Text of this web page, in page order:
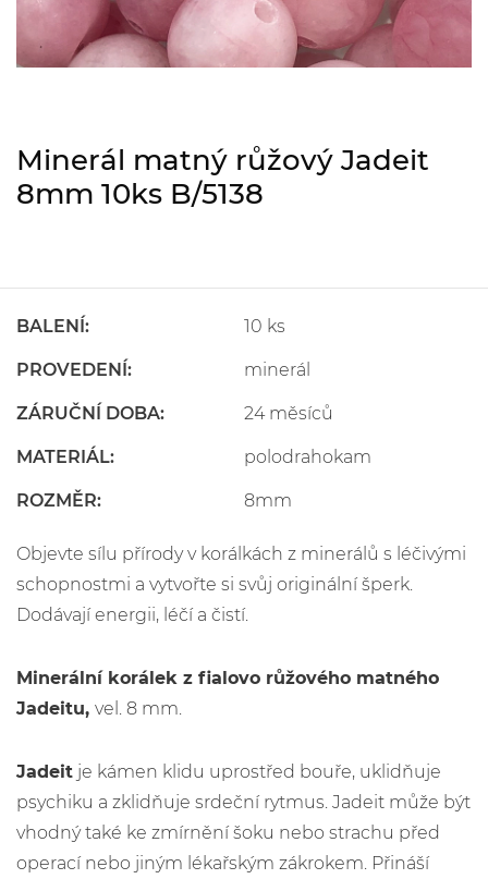
Minerál matný růžový Jadeit
8mm 10ks B/5138
BALENÍ: 10 ks
PROVEDENÍ: minerál
ZÁRUČNÍ DOBA: 24 měsíců
MATERIÁL: polodrahokam
ROZMĚR: 8mm
Objevte sílu přírody v korálkách z minerálů s léčivými
schopnostmi a vytvořte si svůj originální šperk.
Dodávají energii, léčí a čistí.
Minerální korálek z fialovo růžového matného
Jadeitu, vel. 8 mm.
Jadeit je kámen klidu uprostřed bouře, uklidňuje
psychiku a zklidňuje srdeční rytmus. Jadeit může být
vhodný také ke zmírnění šoku nebo strachu před
operací nebo jiným lékařským zákrokem. Přináší